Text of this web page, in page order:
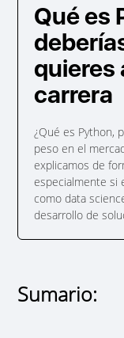
Qué es
quieres
carrera
¿Qué es Python,
peso en el
explicamos de
especialmente si
como data
desarrollo de
Sumario: